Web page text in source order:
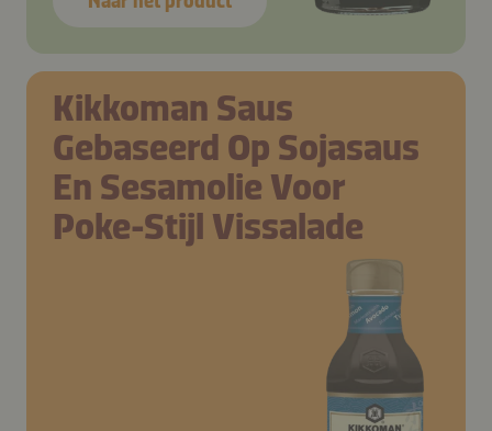
Kikkoman Saus
Gebaseerd Op Sojasaus
En Sesamolie Voor
Poke-Stijl Vissalade